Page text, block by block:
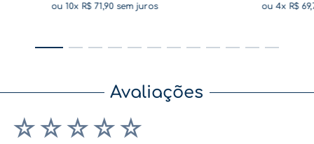
ou10x R$ 71,90sem juros ou 4x R$ 69,
Avaliações
☆ ☆ ☆ ☆ ☆